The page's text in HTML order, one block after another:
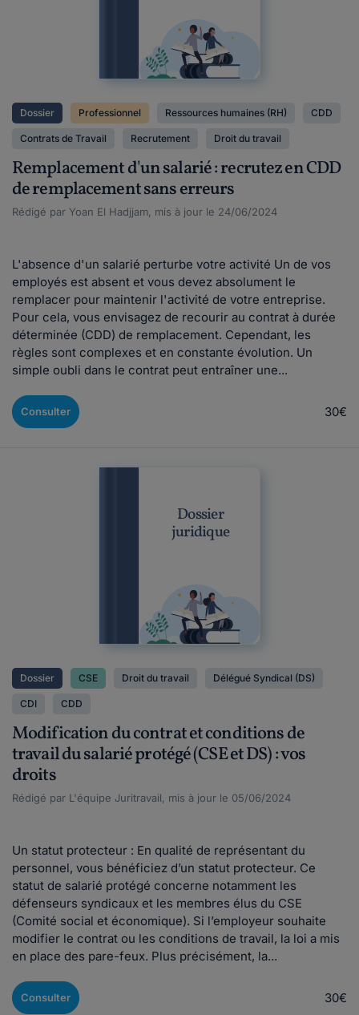
Dossier Professionnel Ressources humaines (RH) CDD
Contrats de Travail Recrutement Droit du travail
Remplacement d'un salarié : recrutez en CDD
de remplacement sans erreurs
Rédigé par Yoan El Hadjjam, mis à jour le 24/06/2024
L'absence d'un salarié perturbe votre activité Un de vos
employés est absent et vous devez absolument le
remplacer pour maintenir l'activité de votre entreprise.
Pour cela, vous envisagez de recourir au contrat à durée
déterminée (CDD) de remplacement. Cependant, les
règles sont complexes et en constante évolution. Un
simple oubli dans le contrat peut entraîner une...
Consulter 30€
Dossier
juridique
Dossier CSE Droit du travail Délégué Syndical (DS)
CDI CDD
Modification du contrat et conditions de
travail du salarié protégé (CSE et DS) : vos
droits
Rédigé par L'équipe Juritravail, mis à jour le 05/06/2024
Un statut protecteur : En qualité de représentant du
personnel, vous bénéficiez d’un statut protecteur. Ce
statut de salarié protégé concerne notamment les
défenseurs syndicaux et les membres élus du CSE
(Comité social et économique). Si l’employeur souhaite
modifier le contrat ou les conditions de travail, la loi a mis
en place des pare-feux. Plus précisément, la...
Consulter 30€